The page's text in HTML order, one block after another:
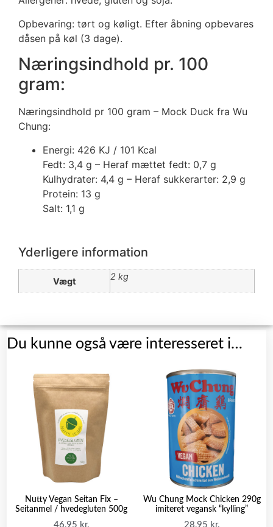
Opbevaring: tørt og køligt. Efter åbning opbevares
dåsen på køl (3 dage).
Næringsindhold pr. 100
gram:
Næringsindhold pr 100 gram – Mock Duck fra Wu
Chung:
Energi: 426 KJ / 101 Kcal
Fedt: 3,4 g – Heraf mættet fedt: 0,7 g
Kulhydrater: 4,4 g – Heraf sukkerarter: 2,9 g
Protein: 13 g
Salt: 1,1 g
Yderligere information
Vægt 2 kg
Du kunne også være interesseret i…
Nutty Vegan Seitan Fix –
Seitanmel / hvedegluten 500g
46,95 kr.
Wu Chung Mock Chicken 290g
imiteret vegansk “kylling”
28,95 kr.